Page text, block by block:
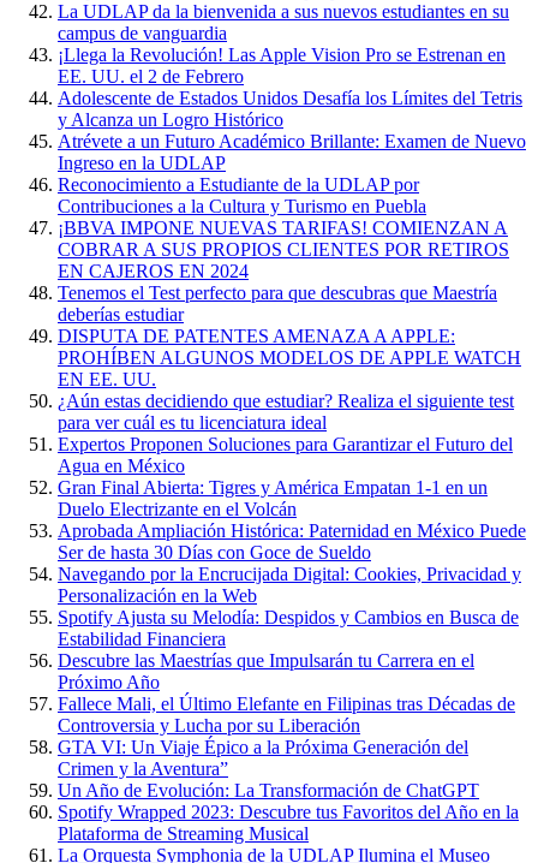
La UDLAP da la bienvenida a sus nuevos estudiantes en su
campus de vanguardia
¡Llega la Revolución! Las Apple Vision Pro se Estrenan en
EE. UU. el 2 de Febrero
Adolescente de Estados Unidos Desafía los Límites del Tetris
y Alcanza un Logro Histórico
Atrévete a un Futuro Académico Brillante: Examen de Nuevo
Ingreso en la UDLAP
Reconocimiento a Estudiante de la UDLAP por
Contribuciones a la Cultura y Turismo en Puebla
¡BBVA IMPONE NUEVAS TARIFAS! COMIENZAN A
COBRAR A SUS PROPIOS CLIENTES POR RETIROS
EN CAJEROS EN 2024
Tenemos el Test perfecto para que descubras que Maestría
deberías estudiar
DISPUTA DE PATENTES AMENAZA A APPLE:
PROHÍBEN ALGUNOS MODELOS DE APPLE WATCH
EN EE. UU.
¿Aún estas decidiendo que estudiar? Realiza el siguiente test
para ver cuál es tu licenciatura ideal
Expertos Proponen Soluciones para Garantizar el Futuro del
Agua en México
Gran Final Abierta: Tigres y América Empatan 1-1 en un
Duelo Electrizante en el Volcán
Aprobada Ampliación Histórica: Paternidad en México Puede
Ser de hasta 30 Días con Goce de Sueldo
Navegando por la Encrucijada Digital: Cookies, Privacidad y
Personalización en la Web
Spotify Ajusta su Melodía: Despidos y Cambios en Busca de
Estabilidad Financiera
Descubre las Maestrías que Impulsarán tu Carrera en el
Próximo Año
Fallece Mali, el Último Elefante en Filipinas tras Décadas de
Controversia y Lucha por su Liberación
GTA VI: Un Viaje Épico a la Próxima Generación del
Crimen y la Aventura”
Un Año de Evolución: La Transformación de ChatGPT
Spotify Wrapped 2023: Descubre tus Favoritos del Año en la
Plataforma de Streaming Musical
La Orquesta Symphonia de la UDLAP Ilumina el Museo